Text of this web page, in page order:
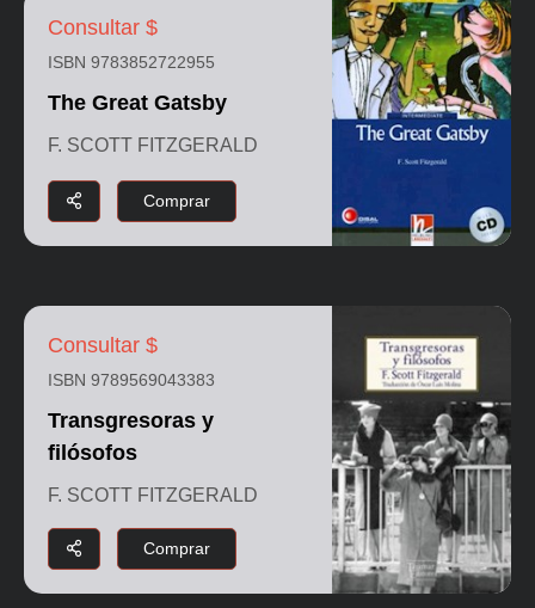
Consultar $
ISBN 9783852722955
The Great Gatsby
F. SCOTT FITZGERALD
Comprar
Consultar $
ISBN 9789569043383
Transgresoras y
filósofos
F. SCOTT FITZGERALD
Comprar